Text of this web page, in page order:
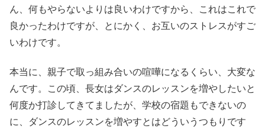
ん、何もやらないよりは良いわけですから、これはこれで
良かったわけですが、とにかく、お互いのストレスがすご
いわけです。
本当に、親子で取っ組み合いの喧嘩になるくらい、大変な
んです。この頃、長女はダンスのレッスンを増やしたいと
何度か打診してきてましたが、学校の宿題もできないの
に、ダンスのレッスンを増やすとはどういうつもりです